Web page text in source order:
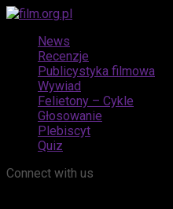
News
Recenzje
Publicystyka filmowa
Wywiad
Felietony – Cykle
Głosowanie
Plebiscyt
Quiz
Connect with us